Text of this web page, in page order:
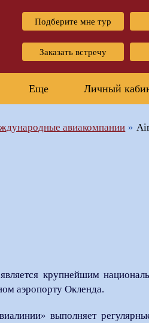
Подберите мне тур
Заказать встречу
Еще Личный
авиакомпании
крупнейшим
аэропорту Окленда.
выполняет